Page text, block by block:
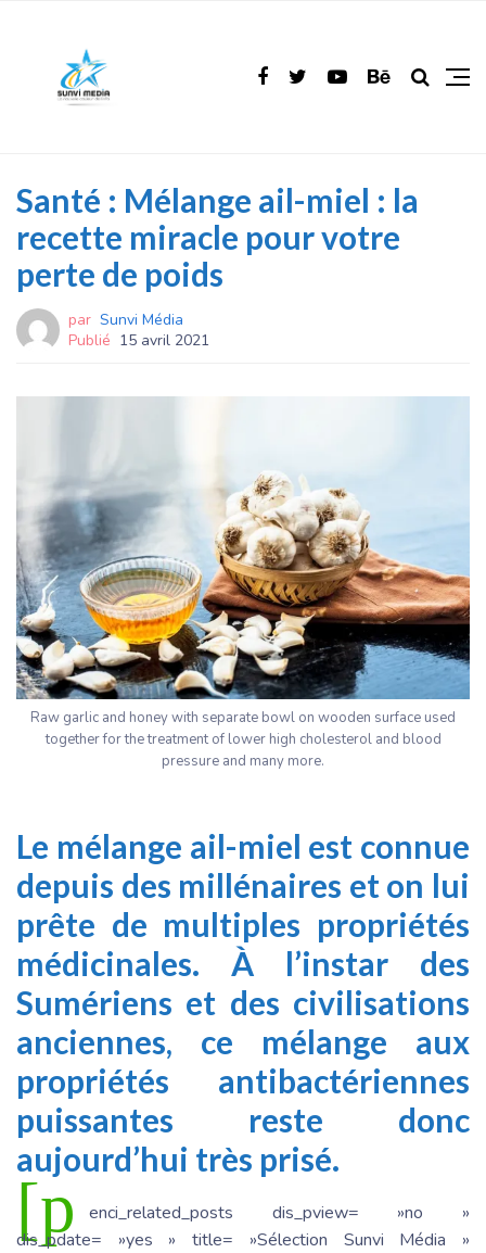
Santé : Mélange ail-miel : la
recette miracle pour votre
perte de poids
par Sunvi Média
Publié 15 avril 2021
Raw garlic and honey with separate bowl on wooden surface used
together for the treatment of lower high cholesterol and blood
pressure and many more.
Le mélange ail-miel est connue
depuis des millénaires et on lui
prête de multiples propriétés
médicinales. À l’instar des
Sumériens et des civilisations
anciennes, ce mélange aux
propriétés antibactériennes
puissantes reste donc
aujourd’hui très prisé.
[p
enci_related_posts dis_pview= »no »
dis_pdate= »yes » title= »Sélection Sunvi Média »